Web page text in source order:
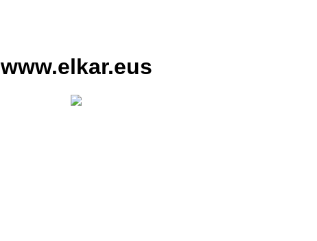
www.elkar.eus